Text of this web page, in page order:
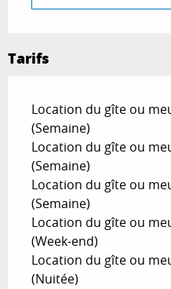
Tarifs
Location du gîte ou
(Semaine)
Location du gîte ou
(Semaine)
Location du gîte ou
(Semaine)
Location du gîte ou
(Week-end)
Location du gîte ou
(Nuitée)